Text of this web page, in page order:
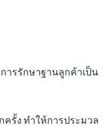
ารรักษาฐานลูกค้าเป็น
รั้ง ทำให้การประมวล